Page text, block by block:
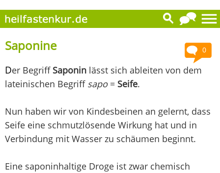
0
Saponine
Der Begriff Saponin lässt sich ableiten von dem
lateinischen Begriff sapo= Seife.
Nun haben wir von Kindesbeinen an gelernt, dass
Seife eine schmutzlösende Wirkung hat und in
Verbindung mit Wasser zu schäumen beginnt.
Eine saponinhaltige Droge ist zwar chemisch